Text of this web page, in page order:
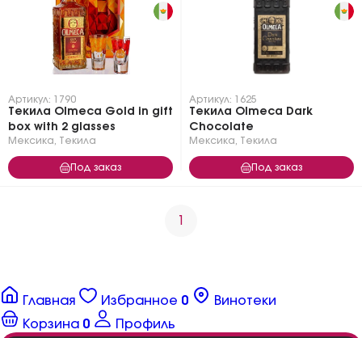
Артикул: 1790
Текила Olmeca Gold in gift
box with 2 glasses
Мексика Текила
Под заказ
Артикул: 1625
Текила Olmeca Dark
Chocolate
Мексика Текила
Под заказ
1
Главная Избранное 0
Винотеки
Корзина 0 Профиль